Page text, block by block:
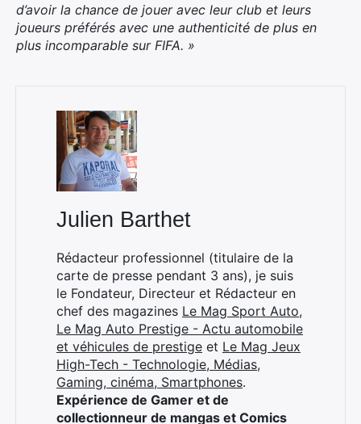
d’avoir la chance de jouer avec leur club et leurs
joueurs préférés avec une authenticité de plus en
plus incomparable sur FIFA. »
Julien Barthet
Rédacteur professionnel (titulaire de la
carte de presse pendant 3 ans), je suis
le Fondateur, Directeur et Rédacteur en
chef des magazines Le Mag Sport Auto,
Le Mag Auto Prestige - Actu automobile
et véhicules de prestige et Le Mag Jeux
High-Tech - Technologie, Médias,
Gaming, cinéma, Smartphones.
Expérience de Gamer et de
collectionneur de mangas et Comics